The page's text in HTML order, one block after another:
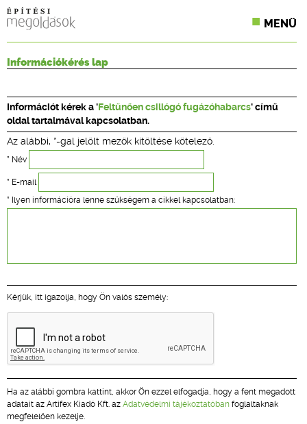
MENÜ
CPR TERMÉKKIÍRÁS
ÉPÍTÉSI JOG
ONLINE KÉPZÉSEK
TERVEZÉSI SEGÉDLETEK
Információkérés lap
Információt kérek a ' Feltűnően csillógó fugázóhabarcs' című
oldal tartalmával kapcsolatban.
Az alábbi, *-gal jelölt mezők kitöltése kötelező.
* Név
* E-mail
* Ilyen információra lenne szükségem a cikkel kapcsolatban:
Kérjük, itt igazolja, hogy Ön valós személy:
Ha az alábbi gombra kattint, akkor Ön ezzel elfogadja, hogy a fent megadott
adatait az Artifex Kiadó Kft. az Adatvédelmi tájékoztatóban foglaltaknak
megfelelően kezelje.